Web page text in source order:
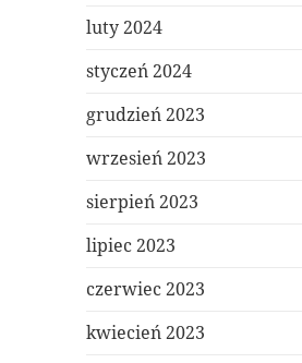
luty 2024
styczeń 2024
grudzień 2023
wrzesień 2023
sierpień 2023
lipiec 2023
czerwiec 2023
kwiecień 2023